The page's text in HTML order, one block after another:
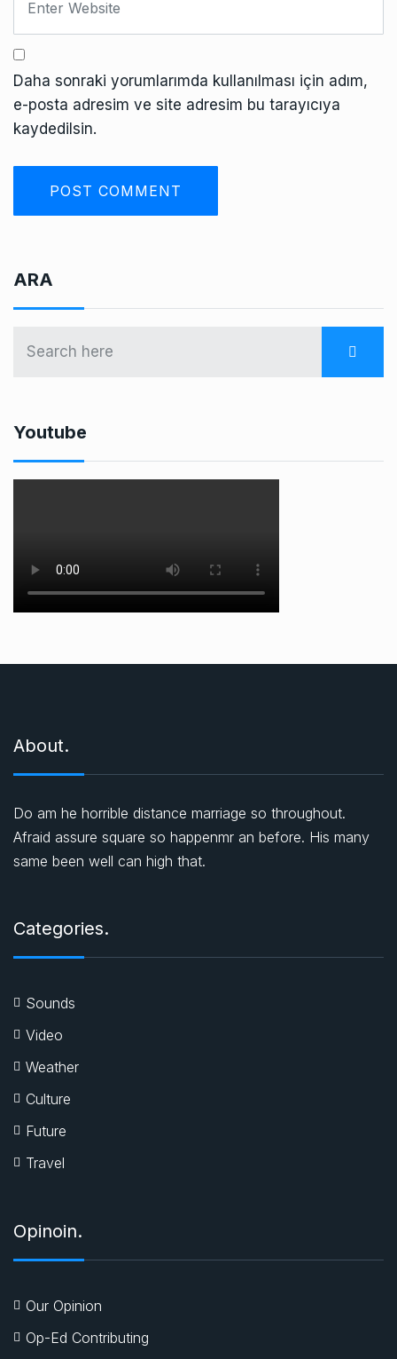
Daha sonraki yorumlarımda kullanılması için adım,
e-posta adresim ve site adresim bu tarayıcıya
kaydedilsin.
ARA
Youtube
About.
Do am he horrible distance marriage so throughout.
Afraid assure square so happenmr an before. His many
same been well can high that.
Categories.
Sounds
Video
Weather
Culture
Future
Travel
Opinoin.
Our Opinion
Op-Ed Contributing